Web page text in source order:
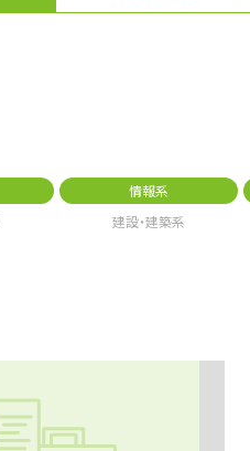
情報系
建設・建築系